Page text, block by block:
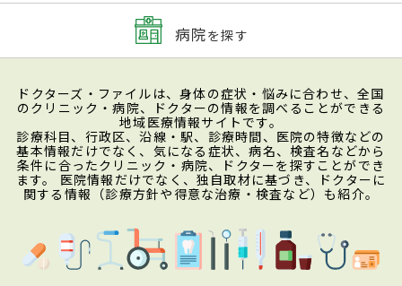
病院を探す
ドクターズ・ファイルは、身体の症状・悩みに合わせ、全国
のクリニック・病院、ドクターの情報を調べることができる
地域医療情報サイトです。
診療科目、行政区、沿線・駅、診療時間、医院の特徴などの
基本情報だけでなく、気になる症状、病名、検査名などから
条件に合ったクリニック・病院、ドクターを探すことができ
ます。 医院情報だけでなく、独自取材に基づき、ドクターに
関する情報（診療方針や得意な治療・検査など）も紹介。